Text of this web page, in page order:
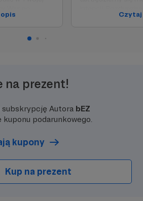
i dobro,
franciszkańsku,
na prezent!
subskrypcję Autora bEZ
podarunkowego.
kupony
Kup na prezent